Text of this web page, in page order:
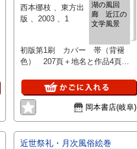
湖の風回
廊 近江の
文学風景
西本梛枝 、東方出
版 、2003 、1
初版第1刷 カバー 帯（背褪
色） 207頁＋地名と作品4頁
岡本書店(岐阜)
近世祭礼・月次風俗絵巻